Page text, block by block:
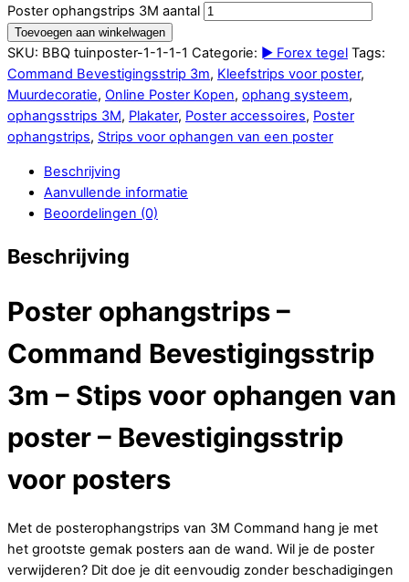
Poster ophangstrips 3M aantal
Toevoegen aan winkelwagen
SKU: BBQ tuinposter-1-1-1-1 Categorie: ► Forex tegel Tags:
Command Bevestigingsstrip 3m, Kleefstrips voor poster,
Muurdecoratie, Online Poster Kopen, ophang systeem,
ophangsstrips 3M, Plakater, Poster accessoires, Poster
ophangstrips, Strips voor ophangen van een poster
Beschrijving
Aanvullende informatie
Beoordelingen (0)
Beschrijving
Poster ophangstrips –
Command Bevestigingsstrip
3m – Stips voor ophangen van
poster – Bevestigingsstrip
voor posters
Met de posterophangstrips van 3M Command hang je met
het grootste gemak posters aan de wand. Wil je de poster
verwijderen? Dit doe je dit eenvoudig zonder beschadigingen